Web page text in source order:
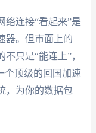
络连接“看起来”是
器。但市面上的
只是“能连上”，
个顶级的回国加速
，为你的数据包